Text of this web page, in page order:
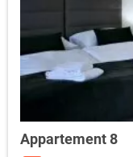
Appartement 8